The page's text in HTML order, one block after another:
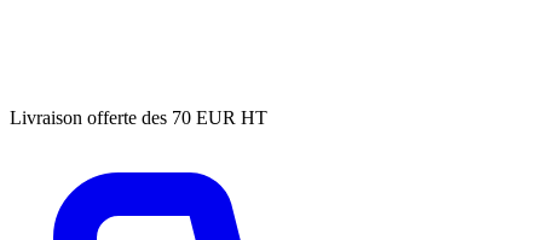
Livraison offerte des 70 EUR HT